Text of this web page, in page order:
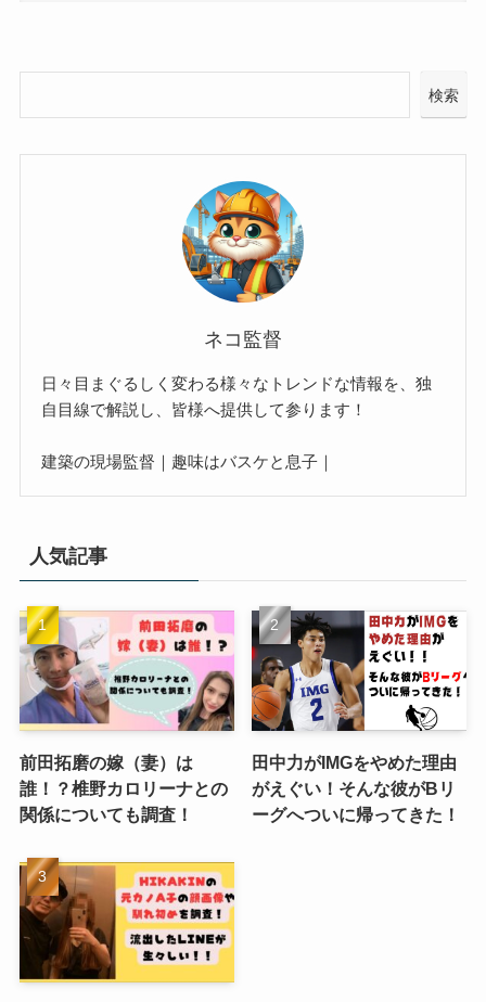
検索
ネコ監督
日々目まぐるしく変わる様々なトレンドな情報を、独
自目線で解説し、皆様へ提供して参ります！
建築の現場監督｜趣味はバスケと息子｜
人気記事
前田拓磨の嫁（妻）は
誰！？椎野カロリーナとの
関係についても調査！
田中力がIMGをやめた理由
がえぐい！そんな彼がBリ
ーグへついに帰ってきた！